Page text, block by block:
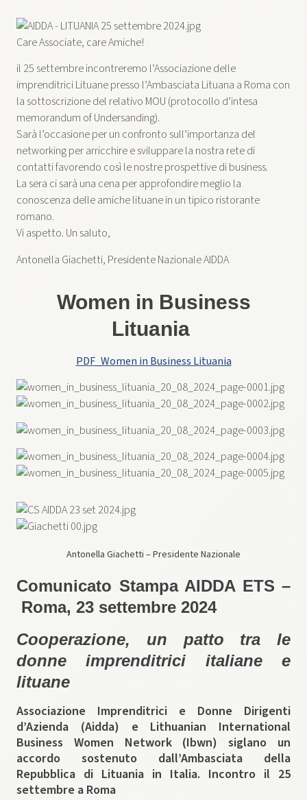
Care Associate, care Amiche!
il 25 settembre incontreremo l’Associazione delle
imprenditrici Lituane presso l’Ambasciata Lituana a Roma con
la sottoscrizione del relativo MOU (protocollo d’intesa
memorandum of Undersanding).
Sarà l’occasione per un confronto sull’importanza del
networking per arricchire e sviluppare la nostra rete di
contatti favorendo così le nostre prospettive di business.
La sera ci sarà una cena per approfondire meglio la
conoscenza delle amiche lituane in un tipico ristorante
romano.
Vi aspetto. Un saluto,
Antonella Giachetti, Presidente Nazionale AIDDA
Women in Business
Lituania
PDF_Women in Business Lituania
Antonella Giachetti – Presidente Nazionale
Comunicato Stampa AIDDA ETS –
Roma, 23 settembre 2024
Cooperazione, un patto tra le
donne imprenditrici italiane e
lituane
Associazione Imprenditrici e Donne Dirigenti
d’Azienda (Aidda) e Lithuanian International
Business Women Network (Ibwn) siglano un
accordo sostenuto dall’Ambasciata della
Repubblica di Lituania in Italia. Incontro il 25
settembre a Roma